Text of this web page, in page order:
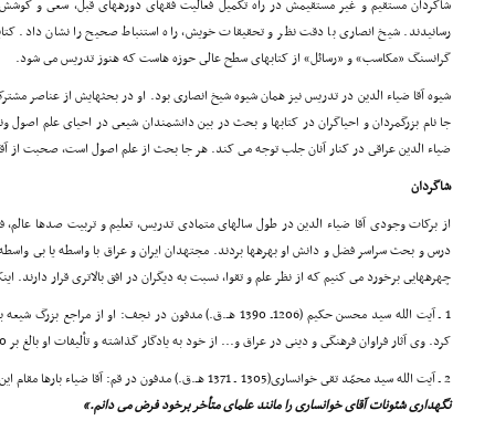
شاگردان مستقیم و غیر مستقیمش در راه تکمیل فعالیت فقهاى دورههاى قبل، سعى و کوشش
رسانیدند. شیخ انصارى با دقت نظر و تحقیقات خویش، راه استنباط صحیح را نشان داد.
گرانسنگ «مکاسب» و «رسائل» از کتابهاى سطح عالى حوزه هاست که هنوز تدریس مى شود.
شیوه آقا ضیاء الدین در تدریس نیز همان شیوه شیخ انصارى بود. او در بحثهایش از عناصر
جا نام بزرگمردان و احیاگران در کتابها و بحث در بین دانشمندان شیعى در احیاى علم اصول
ضیاء الدین عراقى در کنار آنان جلب توجه مى کند. هر جا بحث از علم اصول است، صحبت از
شاگردان
از برکات وجودى آقا ضیاء الدین در طول سالهاى متمادى تدریس، تعلیم و تربیت صدها
درس و بحث سراسر فضل و دانش او بهرهها بردند. مجتهدان ایران و عراق با واسطه یا بى
چهرههایى برخورد مى کنیم که از نظر علم و تقوا، نسبت به دیگران در افق بالاترى قرار دارند.
1 ـ آیت الله سید محسن حکیم (1206ـ 1390 هـ.ق.) مدفون در نجف:
کرد. وى آثار فراوان فرهنگى و دینى در عراق و... از خود به یادگار گذاشته و تألیفات او بالغ بر 50 عنوان است.
2 ـ آیت الله سید محمّد تقى خوانسارى(1305 ـ 1371 هـ.ق.) مدفون در قم: آقا ضیاء بارها مقام این شاگردش را ارج نهاده و گفته بود:
نگهدارى شئونات آقاى خوانسارى را مانند علماى متأخر برخود فرض مى دانم.»